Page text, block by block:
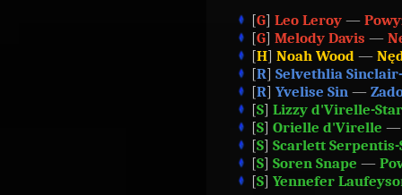
[G] Leo Leroy —
[G] Melody Davis —
[H] Noah Wood —
[R] Selvethlia
[R] Yvelise Sin —
[S] Lizzy d'Virelle-
[S] Orielle d'Virelle
[S] Scarlett Serpentis-
[S] Soren Snape —
[S] Yennefer